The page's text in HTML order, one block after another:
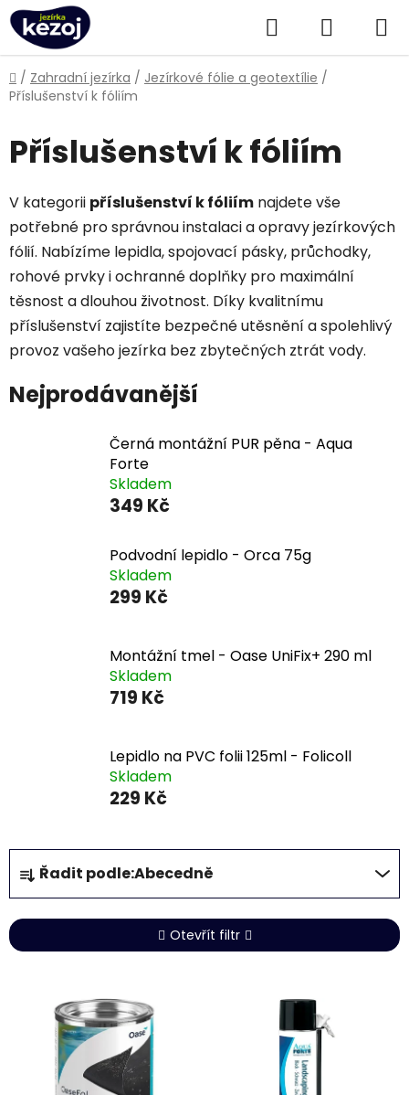
Přejít
na
obsah
Hledat
KOŠÍK
Domů
/ Zahradní jezírka / Jezírkové fólie a geotextílie /
Příslušenství k fóliím
Příslušenství k fóliím
V kategorii příslušenství k fóliím najdete vše
potřebné pro správnou instalaci a opravy jezírkových
fólií. Nabízíme lepidla, spojovací pásky, průchodky,
rohové prvky i ochranné doplňky pro maximální
těsnost a dlouhou životnost. Díky kvalitnímu
příslušenství zajistíte bezpečné utěsnění a spolehlivý
provoz vašeho jezírka bez zbytečných ztrát vody.
Nejprodávanější
Černá montážní PUR pěna - Aqua
Forte
Skladem
349 Kč
Podvodní lepidlo - Orca 75g
Skladem
299 Kč
Montážní tmel - Oase UniFix+ 290 ml
Skladem
719 Kč
Lepidlo na PVC folii 125ml - Folicoll
Skladem
229 Kč
Ř
a
z
e
n
Řadit podle:Abecedně
Otevřít filtr